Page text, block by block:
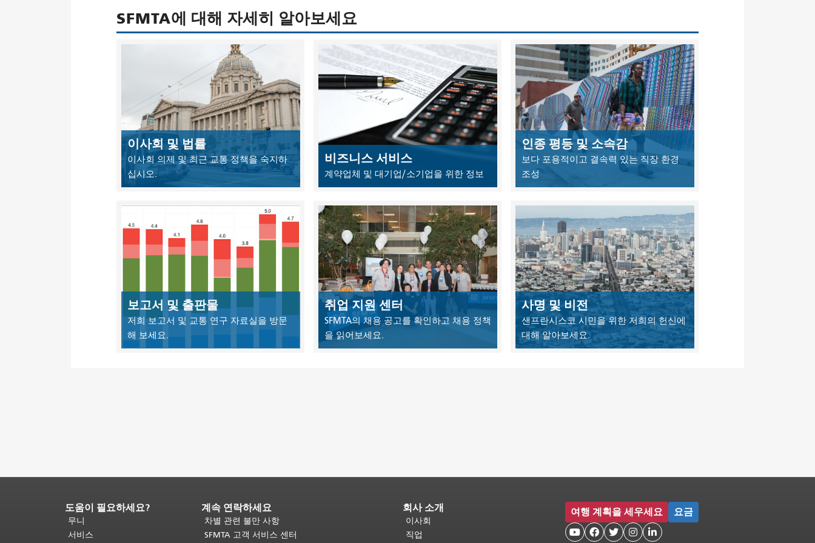
SFMTA에 대해 자세히 알아보세요
이사회 및 법률
이사회 의제 및 최근 교통 정책을 숙지하
십시오.
비즈니스 서비스
계약업체 및 대기업/소기업을 위한 정보
인종 평등 및 소속감
보다 포용적이고 결속력 있는 직장 환경
조성
보고서 및 출판물
저희 보고서 및 교통 연구 자료실을 방문
해 보세요.
취업 지원 센터
SFMTA의 채용 공고를 확인하고 채용 정책
을 읽어보세요.
사명 및 비전
샌프란시스코 시민을 위한 저희의 헌신에
대해 알아보세요.
페
이
지
도움이 필요하세요?
무니
서비스
계속 연락하세요
차별 관련 불만 사항
SFMTA 고객 서비스 센터
회사 소개
이사회
직업
여행 계획을 세우세요 요금
    